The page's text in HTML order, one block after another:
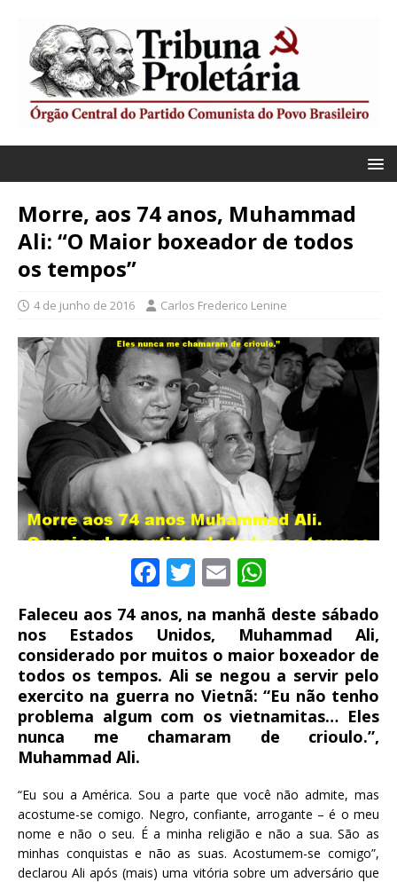
Morre, aos 74 anos, Muhammad
Ali: “O Maior boxeador de todos
os tempos”
4 de junho de 2016 Carlos Frederico Lenine
F
c
e
b
o
o
T
it
te
r
E
m
ai
l
h
at
s
A
p
p
Faleceu aos 74 anos, na manhã deste sábado
nos Estados Unidos, Muhammad Ali,
considerado por muitos o maior boxeador de
todos os tempos. Ali se negou a servir pelo
exercito na guerra no Vietnã: “Eu não tenho
problema algum com os vietnamitas… Eles
nunca me chamaram de crioulo.”,
Muhammad Ali.
“Eu sou a América. Sou a parte que você não admite, mas
acostume-se comigo. Negro, confiante, arrogante – é o meu
nome e não o seu. É a minha religião e não a sua. São as
minhas conquistas e não as suas. Acostumem-se comigo”,
declarou Ali após (mais) uma vitória sobre um adversário que